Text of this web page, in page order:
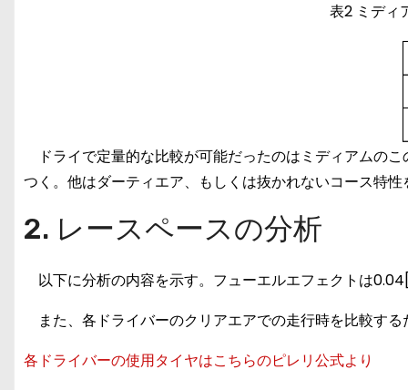
表2 ミディ
ドライで定量的な比較が可能だったのはミディアムの
つく。他はダーティエア、もしくは抜かれないコース特
2. レースペースの分析
以下に分析の内容を示す。フューエルエフェクトは
また、各ドライバーのクリアエアでの走行時を比較する
各ドライバーの使用タイヤはこちらのピレリ公式より